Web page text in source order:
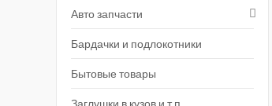
Авто запчасти
Бардачки и подлокотники
Бытовые товары
Заглушки в кузов и т.п.